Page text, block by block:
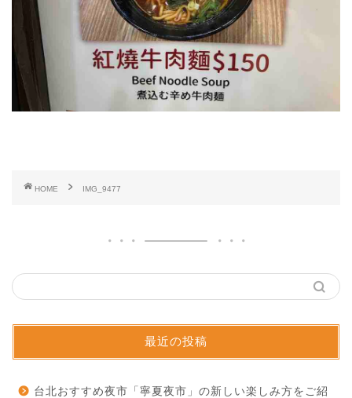
HOME IMG_9477
最近の投稿
台北おすすめ夜市「寧夏夜市」の新しい楽しみ方をご紹